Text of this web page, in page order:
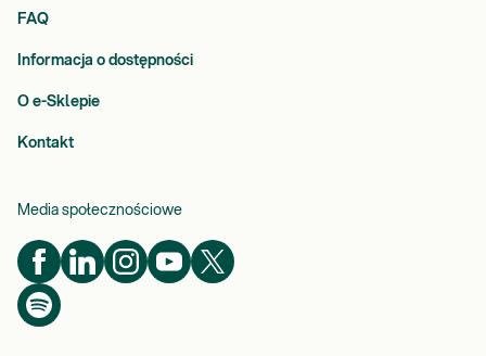
FAQ
Informacja o dostępności
O e-Sklepie
Kontakt
Media społecznościowe